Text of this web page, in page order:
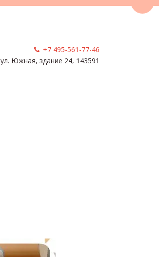
+7 495-561-77-46
ул. Южная, здание 24, 143591